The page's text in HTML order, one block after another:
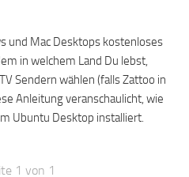
und Mac Desktops kostenloses
in welchem Land Du lebst,
Sendern wählen (falls Zattoo in
Anleitung veranschaulicht, wie
Ubuntu Desktop installiert.
1 von 1